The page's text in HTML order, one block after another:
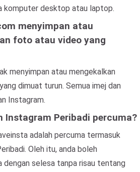
komputer desktop atau laptop.
menyimpan atau
foto atau video yang
menyimpan atau mengekalkan
dimuat turun. Semua imej dan
Instagram.
Instagram Peribadi percuma?
adalah percuma termasuk
Oleh itu, anda boleh
dengan selesa tanpa risau tentang